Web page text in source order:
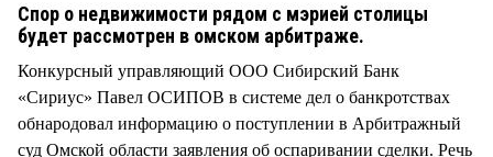
Спор о недвижимости рядом с мэрией столицы
будет рассмотрен в омском арбитраже.
Конкурсный управляющий ООО Сибирский Банк
«Сириус» Павел ОСИПОВ в системе дел о банкротствах
обнародовал информацию о поступлении в Арбитражный
суд Омской области заявления об оспаривании сделки. Речь